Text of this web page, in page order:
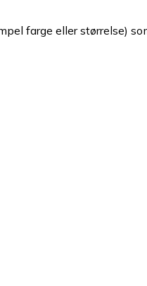
farge eller størrelse)